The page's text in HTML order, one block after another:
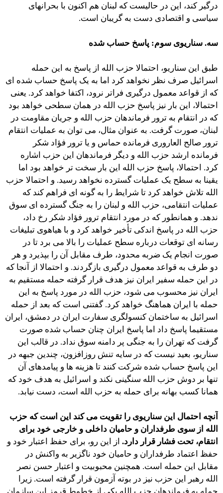
درگیر کند، این در حالیست که لبنان هم اکنون با بحرانهای
سیاسی و اقتصادی دست به گریبان است.
سه. سناریوی سوم: پاسخ حساب شده
طبق این سناریو، احتمالا حزب الله از پاسخ به این حمله
اسرائیل صرف نظر نخواهد کرد اما به یک پاسخ حساب شده ای
که از قواعد معمول درگیری فراتر نرود، اکتفا خواهد کرد. یعنی
احتمالا، این بار نیز پاسخ حزب الله در همان سطحی خواهد بود
که در انتقام به ترور فرماندهان حزب الله و جریان مقاومت در
لبنان، صورت گرفت. به عنوان مثال، می توان به عملیات انتقام
ترور صالح العاروری فرمانده حماس و یا ترور فؤاد شکر
فرمانده ارشد حزب الله و دیگر فرماندهان این حزب اشاره
کرد. احتمالا، پاسخ حزب الله این بار سخت تر خواهد بود اما
یقینا به سطح یک عملیات گسترده نخواهد رسید. و احتمالا حزب
الله تلاش خواهد کرد تا شرایط را به گونه ای فراهم کند که
عملیات انتقامی، حزب الله و لبنان را به جنگ گسترده ای سوق
ندهد. و همانطور که در مورد انتقام ترور فؤاد شکر رخ داد،
حزب الله در پاسخ اندکی تأخیر خواهد کرد و با هیاهوی تبلیغات
رسانه ای توقعات درباره سطح عملیات را بالا می برد تا در
صورت انجام یک ضربه محدود، طرف مقابل آن را بپذیرد و هر
دو طرف به قواعد معمول درگیری بازگردند. و احتمالا از آنجا که
در این حمله سفیر ایران نیز هدف قرار گرفته حمله مستقیم به
ایران نیز محسوب می شود، حزب الله در مورد پاسخ به این
حمله با ایران هماهنگ خواهد کرد. گفتنی است که بعد از حمله
اسرائیل به ساختمان کنسولگری سفارت ایران در دمشق، ایران
مستقیما پاسخ داد اما پاسخ ایران چنان حساب شده صورت
گرفت که تهران را به جنگی پر دامنه سوق نداد. در قالب این
سناریو، بعید نیست که در سایه تنش روزافزون، چندین جبهه در
این پاسخ حساب شده شرکت کنند تا هزینه ها و پیامدهای آن
تنها بر دوش حزب الله سنگینی نکند و اسرائیل به هدف خود که
همانا کسب بهانه برای حمله به حزب الله است، دست نیابد.
آنچه احتمال این سناریوی را تقویت می کند این است که حزب
الله از سوی طرفداران و حامیان داخلی و خارجی خود برای
انتقام، تحت فشار قرار دارد. از این رو، برای حفظ اعتبار خود و
حفظ اعتماد طرفداران و حامیان خود ناگزیر به واکنش در
مقابل این حمله است. همچنین محبوبیت و اعتبار حسن نصر
الله رهبر این حزب نیز در بوته آزمون قرار گرفته است. زیرا